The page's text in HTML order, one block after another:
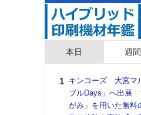
本日 週間
キンコーズ 大宮マ
ブルDays」へ出展
がみ」を用いた無料